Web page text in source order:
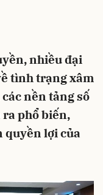
nhiều đại
tình trạng xâm
nền tảng số
phổ biến,
quyền lợi của